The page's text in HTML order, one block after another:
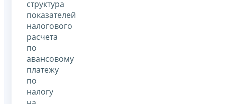
структура
показателей
налогового
расчета
по
авансовому
платежу
по
налогу